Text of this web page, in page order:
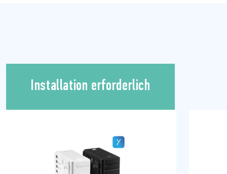
Installation erforderlich